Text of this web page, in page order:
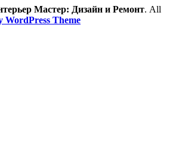
Мастер: Дизайн и Ремонт. All
WordPress Theme